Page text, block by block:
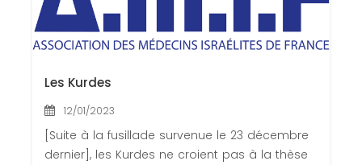
Les Kurdes
12/01/2023
[Suite à la fusillade survenue le 23 décembre
dernier], les Kurdes ne croient pas à la thèse